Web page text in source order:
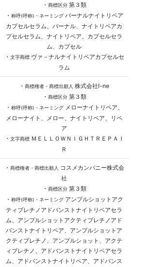
・ 商標区分第３類
・ 称呼(呼称)・ネーミングバーナルナイトリペア
カプセルセラム、バーナル、ナイトリペアカ
プセルセラム、ナイトリペア、カプセルセラ
ム、カプセル
・ 文字商標ヴァ－ナルナイトリペアカプセルセ
ラム
・ 商標権者・商標出願人 株式会社I-ne
・ 商標区分第３類
・ 称呼(呼称)・ネーミングメローナイトリペア、
メローナイト、メロー、ナイトリペア、リペ
ア
・ 文字商標ＭＥＬＬＯＷＮＩＧＨＴＲＥＰＡＩ
Ｒ
・ 商標権者・商標出願人
コスメカンパニー株式会
社
・ 商標区分第３類
・ 称呼(呼称)・ネーミングアンプルショットアク
ティブレチノアドバンストナイトリペアセラ
ム、アンプルショットアクティブレチノアド
バンストナイトリペア、アンプルショットア
クティブレチノ、アンプルショット、アクテ
ィブレチノ、アドバンストナイトリペアセラ
ム、アドバンストナイトリペア、アドバンス